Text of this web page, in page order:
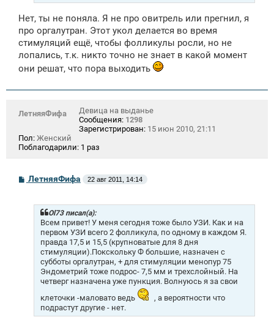
Нет, ты не поняла. Я не про овитрель или прегнил, я
про оргалутран. Этот укол делается во время
стимуляций ещё, чтобы фолликулы росли, но не
лопались, т.к. никто точно не знает в какой момент
они решат, что пора выходить
ЛетняяФифа
Девица на выданье
Сообщения: 1298
Зарегистрирован: 15 июн 2010, 21:11
Пол: Женский
Поблагодарили: 1 раз
С
ЛетняяФифа 22 авг 2011, 14:14
Ol73 писал(а):
Всем привет! У меня сегодня тоже было УЗИ. Как и на
первом УЗИ всего 2 фолликула, по одному в каждом Я.
правда 17,5 и 15,5 (крупноватые для 8 дня
стимуляции).Покскольку Ф большие, назначен с
субботы оргалутран, + для стимуляции менопур 75
Эндометрий тоже подрос- 7,5 мм и трехслойный. На
четверг назначена уже пункция. Волнуюсь я за свои
клеточки -маловато ведь
, а вероятности что
подрастут другие - нет.